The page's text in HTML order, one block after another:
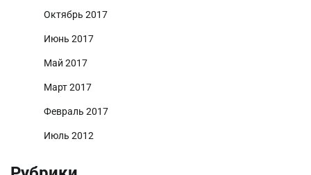
Октябрь 2017
Июнь 2017
Май 2017
Март 2017
Февраль 2017
Июль 2012